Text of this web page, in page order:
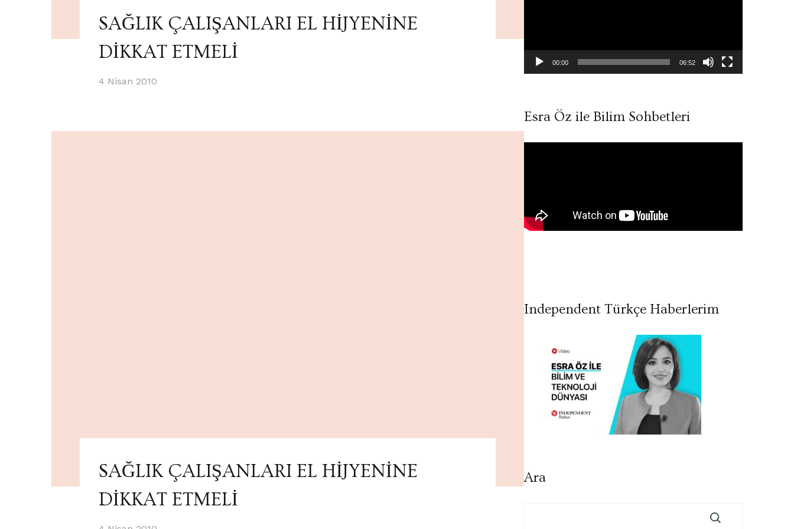
SAĞLIK ÇALIŞANLARI EL HİJYENİNE
DİKKAT ETMELİ
4 Nisan 2010
SAĞLIK ÇALIŞANLARI EL HİJYENİNE
DİKKAT ETMELİ
00:00 06:52
Esra Öz ile Bilim Sohbetleri
Independent Türkçe Haberlerim
Ara